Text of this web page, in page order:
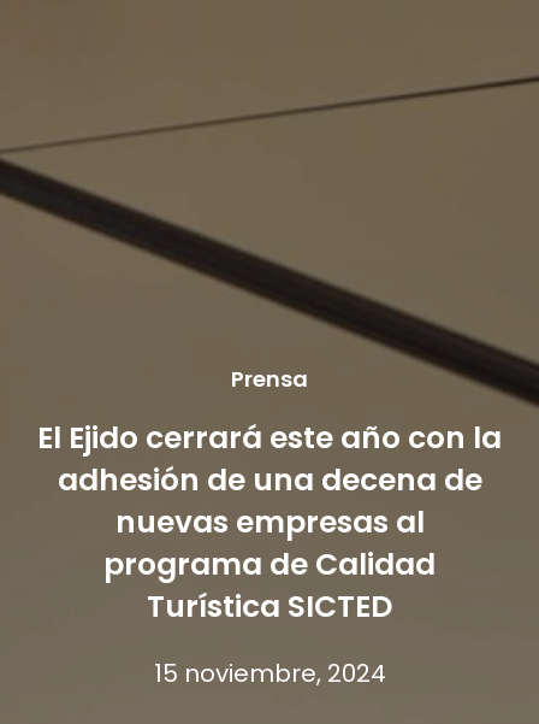
Prensa
El Ejido cerrará este año con la
adhesión de una decena de
nuevas empresas al
programa de Calidad
Turística SICTED
15 noviembre, 2024